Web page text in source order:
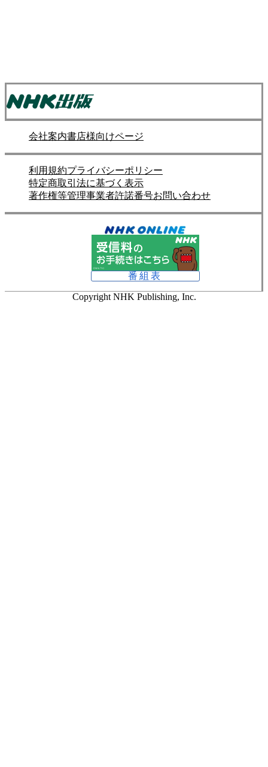
会社案内書店様向けページ
利用規約プライバシーポリシー
特定商取引法に基づく表示
著作権等管理事業者許諾番号お問い合わせ
番組表
Copyright NHK Publishing, Inc.